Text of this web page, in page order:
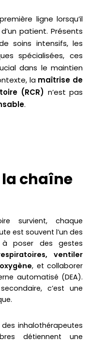
ligne lorsqu’il
patient. Présents
soins intensifs, les
spécialisées, ces
dans le maintien
la maîtrise de
(RCR) n’est pas
.
la chaîne
survient, chaque
est souvent l’un des
à poser des gestes
ventiler
, et collaborer
automatisé (DEA).
c’est une
des inhalothérapeutes
détiennent une